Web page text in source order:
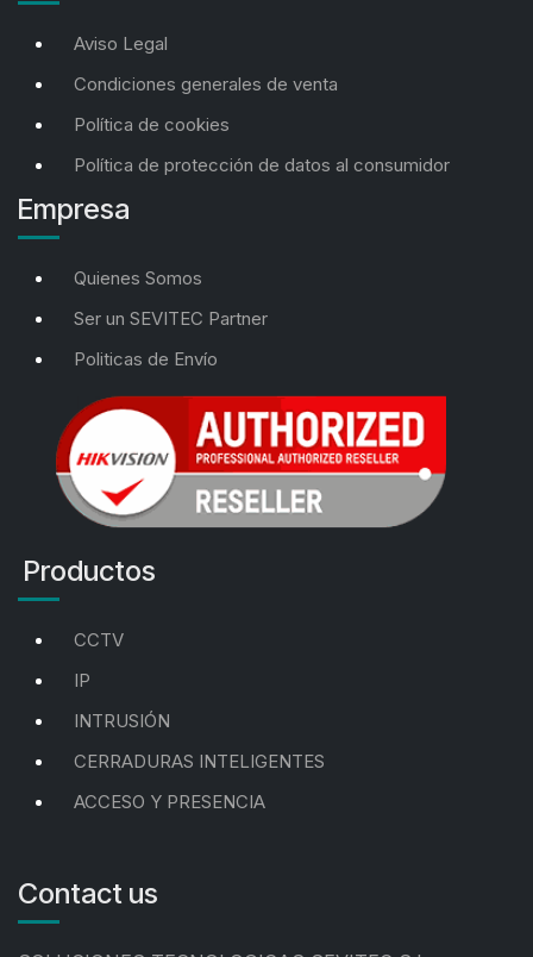
Aviso Legal
Condiciones generales de venta
Política de cookies
Política de protección de datos al consumidor
Empresa
Quienes Somos
Ser un SEVITEC Partner
Politicas de Envío
Productos
CCTV
IP
INTRUSIÓN
CERRADURAS INTELIGENTES
ACCESO Y PRESENCIA
Contact us